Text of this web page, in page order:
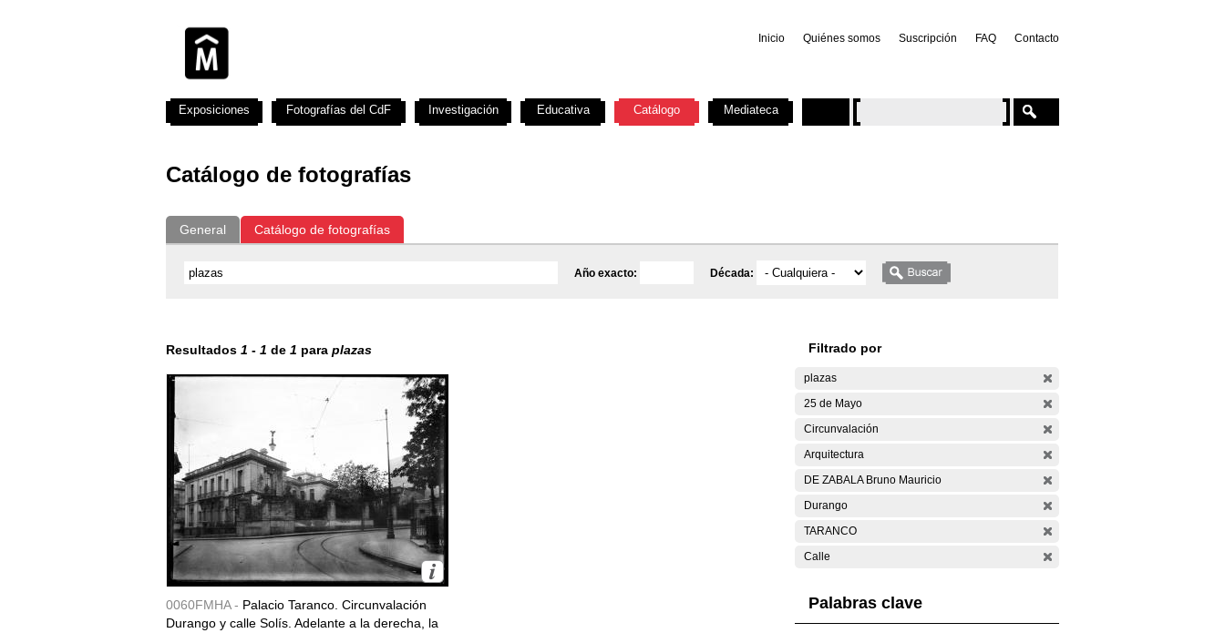
Inicio Quiénes somos Suscripción FAQ Contacto
Catálogo de fotografías
General Catálogo de fotografías
Año exacto: Década:
Resultados 1 - 1 de 1 para plazas
0060FMHA - Palacio Taranco. Circunvalación
Durango y calle Solís. Adelante a la derecha, la
Filtrado por
plazas
25 de Mayo
Circunvalación
Arquitectura
DE ZABALA Bruno Mauricio
Durango
TARANCO
Calle
Palabras clave
Exposiciones Fotografías del CdF Investigación Educativa Catálogo Mediateca